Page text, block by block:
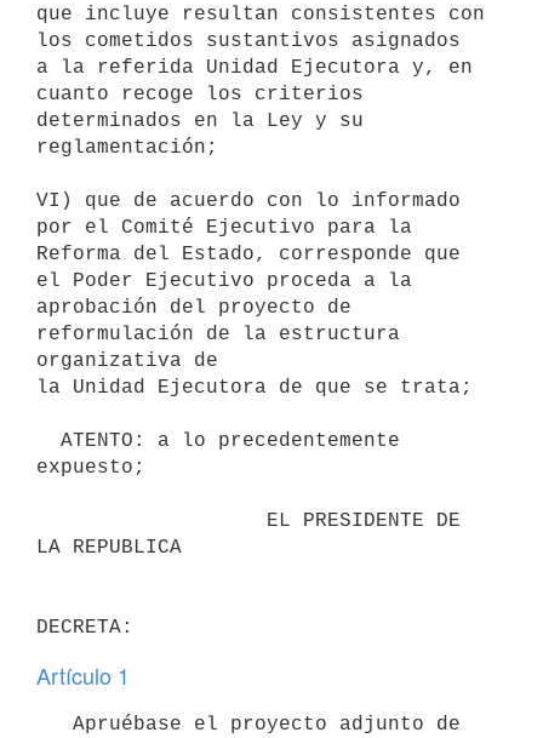
que incluye resultan consistentes con
los cometidos sustantivos asignados
a la referida Unidad Ejecutora y, en
cuanto recoge los criterios
determinados en la Ley y su
reglamentación;
VI) que de acuerdo con lo informado
por el Comité Ejecutivo para la
Reforma del Estado, corresponde que
el Poder Ejecutivo proceda a la
aprobación del proyecto de
reformulación de la estructura
organizativa de
la Unidad Ejecutora de que se trata;
expuesto;
LA REPUBLICA
Artículo 1